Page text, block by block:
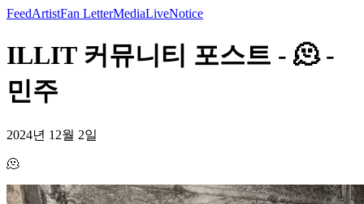
FeedArtistFan LetterMediaLiveNotice
ILLIT 커뮤니티 포스트 - 🫠 -
민주
2024년 12월 2일
🫠